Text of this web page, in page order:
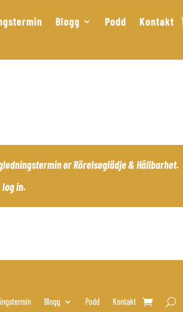
Blogg Podd Kontakt
orRörelseglädje & Hållbarhet.
log in.
Blogg Podd Kontakt